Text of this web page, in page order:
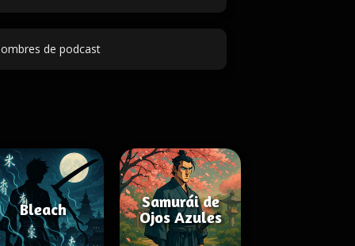
de podcast
Bleach
Samurái de
Ojos Azules